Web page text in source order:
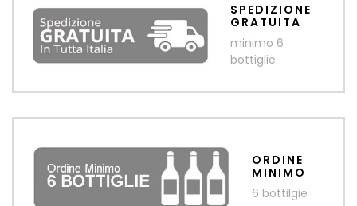
SPEDIZIONE
GRATUITA
minimo 6
bottiglie
ORDINE
MINIMO
6 bottilgie